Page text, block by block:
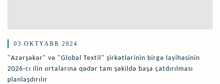
03 OKTYABR 2024
"Azərşəkər" və "Global Textil" şirkətlərinin birgə layihəsinin
2026-cı ilin ortalarına qədər tam şəkildə başa çatdırılması
planlaşdırılır